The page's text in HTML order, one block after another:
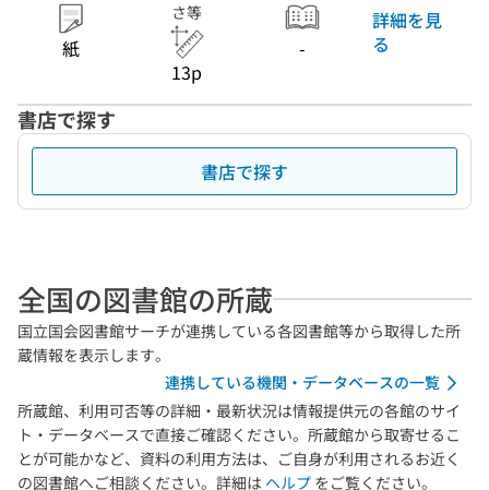
紙
さ等
13p
-
詳細を見
る
書店で探す
書店で探す
全国の図書館の所蔵
国立国会図書館サーチが連携している各図書館等から取得した所
蔵情報を表示します。
連携している機関・データベースの一覧
所蔵館、利用可否等の詳細・最新状況は情報提供元の各館のサイ
ト・データベースで直接ご確認ください。所蔵館から取寄せるこ
とが可能かなど、資料の利用方法は、ご自身が利用されるお近く
の図書館へご相談ください。詳細は ヘルプ をご覧ください。